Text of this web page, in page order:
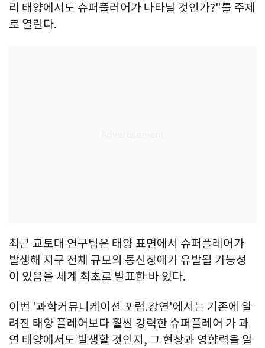
리 태양에서도 슈퍼플러어가 나타날 것인가?"를 주제
로 열린다.
최근 교토대 연구팀은 태양 표면에서 슈퍼플레어가
발생해 지구 전체 규모의 통신장애가 유발될 가능성
이 있음을 세계 최초로 발표한 바 있다.
이번 '과학커뮤니케이션 포럼.강연'에서는 기존에 알
려진 태양 플레어보다 훨씬 강력한 슈퍼플레어 가 과
연 태양에서도 발생할 것인지, 그 현상과 영향력을 알